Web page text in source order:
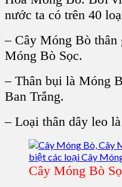
nước ta có trên 40
– Cây Móng Bò
Móng Bò Sọc.
– Thân bụi là Móng
Ban Trắng.
– Loại thân dây leo
Cây Móng Bò